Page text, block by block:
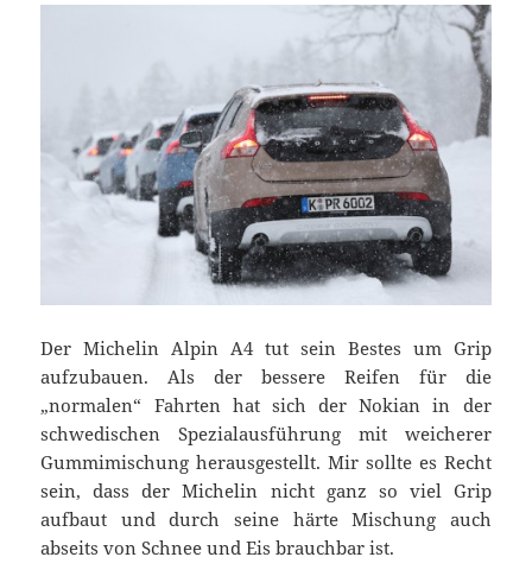
Der Michelin Alpin A4 tut sein Bestes um Grip
aufzubauen. Als der bessere Reifen für die
„normalen“ Fahrten hat sich der Nokian in der
schwedischen Spezialausführung mit weicherer
Gummimischung herausgestellt. Mir sollte es Recht
sein, dass der Michelin nicht ganz so viel Grip
aufbaut und durch seine härte Mischung auch
abseits von Schnee und Eis brauchbar ist.